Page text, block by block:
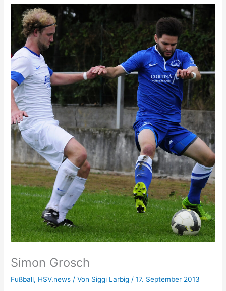
Simon Grosch
Fußball, HSV.news / Von Siggi Larbig /17. September 2013